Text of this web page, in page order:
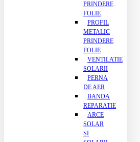
PRINDERE
FOLIE
PROFIL
METALIC
PRINDERE
FOLIE
VENTILATIE
SOLARII
PERNA
DE AER
BANDA
REPARATIE
ARCE
SOLAR
SI